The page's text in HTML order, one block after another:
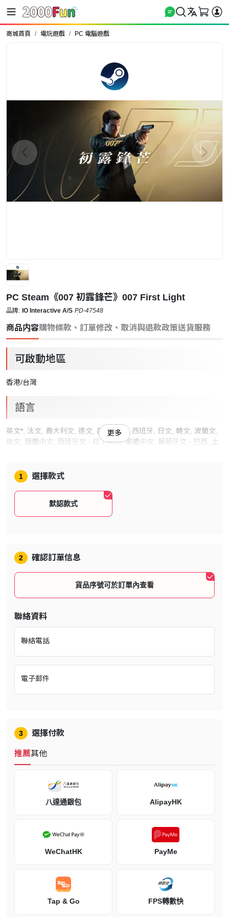
商城首頁 電玩遊戲 PC 電腦遊戲
PC Steam《007 初露鋒芒》007 First Light
品牌: IO Interactive A/S PD-47548
商品内容購物條款、訂單修改、取消與退款政策送貨服務
可啟動地區
香港/台灣
語言
英文*, 法文, 義大利文, 德文, 西班牙文 - 西班牙, 日文, 韓文, 波蘭文,
俄文, 簡體中文, 西班牙文 - 拉丁美洲, 繁體中文, 葡萄牙文 - 巴西, 土
遊戲介紹
007 First Light Reaches 1.5
Hours!
PC 配置要求更新！
畫質設置下所需的硬體設定。 您的硬體為這部重構的起源故事做好準
備了嗎？
度、性能目標或畫質預設下，運行這款重構起源故事所需的硬體規
格。此外，我們還將重點介紹本作的PC專屬特性及全域協助工具。
的同時，提供絲滑的性能表現。而旨在打造極致視覺品質的路徑追蹤
與DLSS光線重建技術，將於2026年夏季正式上線。
在一次英勇行動後，年輕的海軍空勤人員詹姆士・龐德獲邀加入才剛
重啟的「00 代號計畫」。但在一場阻止叛變情報員的任務以悲劇收
場後，他必須與不情願的指導者格林威聯手，揭發幕後陰謀，並化解
成為 007 情報員
探索經過重新改編的詹姆士・龐德全新獨立起源故事，揭開這位膽識
更多
1 選擇款式
默認款式
2 確認訂單信息
貨品序號可於訂單內查看
聯絡資料
聯絡電話
電子郵件
3 選擇付款
推薦其他
八達通銀包 AlipayHK
WeChatHK PayMe
Tap & Go FPS轉數快